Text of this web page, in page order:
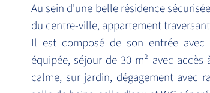
Au sein d'une belle résidence
du centre-ville, appartement
Il est composé de son entrée avec
équipée, séjour de 30 m² avec
calme, sur jardin, dégagement avec